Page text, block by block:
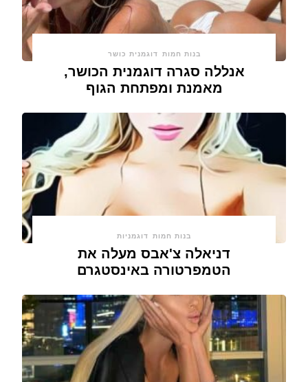
בנות חמות דוגמנית כושר
אנללה סגרה דוגמנית הכושר,
מאמנת ומפתחת הגוף
בנות חמות דוגמניות
דניאלה צ'אבס מעלה את
הטמפרטורה באינסטגרם